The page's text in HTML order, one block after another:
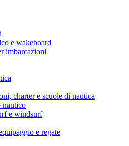
e wakeboard
imbarcazioni
charter e scuole di nautica
nautico
e windsurf
e regate